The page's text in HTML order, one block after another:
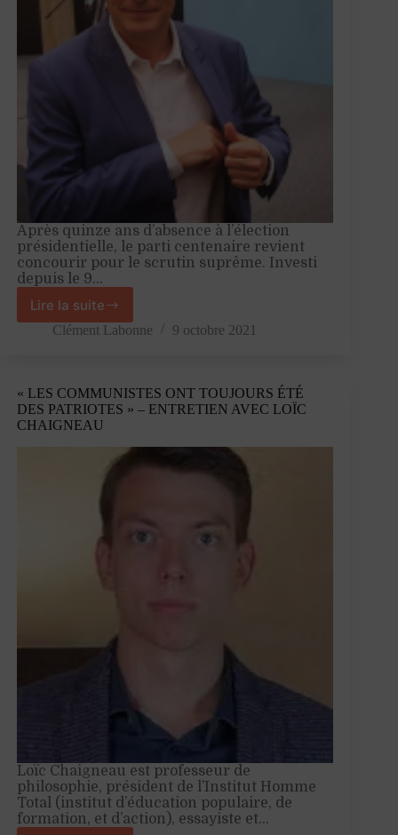
Après quinze ans d’absence à l’élection
présidentielle, le parti centenaire revient
concourir pour le scrutin suprême. Investi
depuis le 9…
Lire la suite
Le
retour
ses
racines
souverainistes
Clément Labonne 9 octobre 2021
« LES COMMUNISTES ONT TOUJOURS ÉTÉ
DES PATRIOTES » – ENTRETIEN AVEC LOÏC
CHAIGNEAU
Loïc Chaigneau est professeur de
philosophie, président de l’Institut Homme
Total (institut d’éducation populaire, de
formation, et d’action), essayiste et…